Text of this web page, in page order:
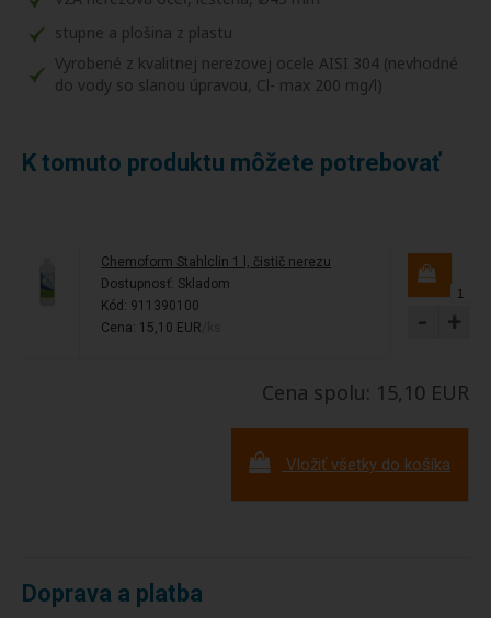
stupne a plošina z plastu
Vyrobené z kvalitnej nerezovej ocele AISI 304 (nevhodné
do vody so slanou úpravou, Cl- max 200 mg/l)
K tomuto produktu môžete potrebovať
Chemoform Stahlclin 1 l, čistič nerezu
Dostupnosť: Skladom
Kód: 911390100
Cena: 15,10 EUR
- +
Cena spolu: 15,10 EUR
Vložiť všetky do košíka
Doprava a platba